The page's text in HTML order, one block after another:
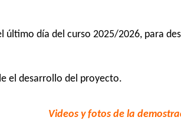
día del curso 2025/2026, para
el desarrollo del proyecto.
Videos y fotos de la